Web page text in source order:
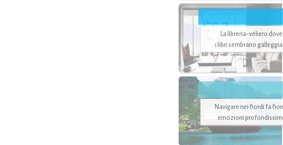
La libreria-veliero dove
i libri sembrano
Navigare nei fiordi fa
emozioni